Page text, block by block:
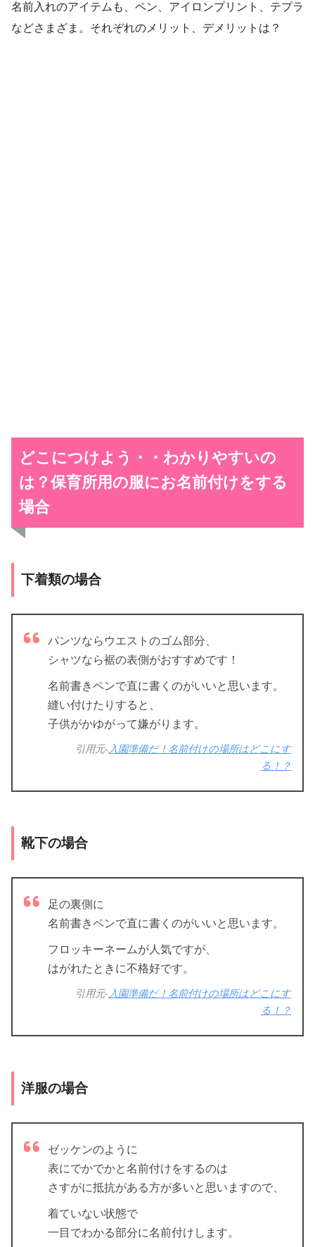
名前入れのアイテムも、ペン、アイロンプリント、テプラ
などさまざま。それぞれのメリット、デメリットは？
どこにつけよう・・わかりやすいの
は？保育所用の服にお名前付けをする
場合
下着類の場合
パンツならウエストのゴム部分、
シャツなら裾の表側がおすすめです！
名前書きペンで直に書くのがいいと思います。
縫い付けたりすると、
子供がかゆがって嫌がります。
引用元-入園準備だ！名前付けの場所はどこにす
る！？
靴下の場合
足の裏側に
名前書きペンで直に書くのがいいと思います。
フロッキーネームが人気ですが、
はがれたときに不格好です。
引用元-入園準備だ！名前付けの場所はどこにす
る！？
洋服の場合
ゼッケンのように
表にでかでかと名前付けをするのは
さすがに抵抗がある方が多いと思いますので、
着ていない状態で
一目でわかる部分に名前付けします。